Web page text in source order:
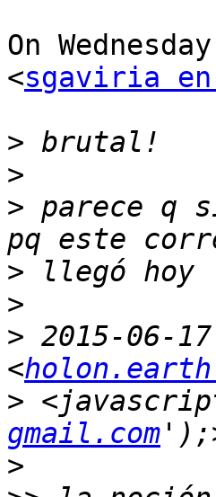
On
<sgaviria en
>
>
> parece q
>
>
> 2015-06-
<
>
gmail.com
>